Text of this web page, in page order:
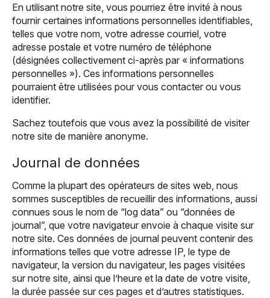
En utilisant notre site, vous pourriez être invité à nous
fournir certaines informations personnelles identifiables,
telles que votre nom, votre adresse courriel, votre
adresse postale et votre numéro de téléphone
(désignées collectivement ci-après par « informations
personnelles »). Ces informations personnelles
pourraient être utilisées pour vous contacter ou vous
identifier.
Sachez toutefois que vous avez la possibilité de visiter
notre site de manière anonyme.
Journal de données
Comme la plupart des opérateurs de sites web, nous
sommes susceptibles de recueillir des informations, aussi
connues sous le nom de “log data” ou “données de
journal”, que votre navigateur envoie à chaque visite sur
notre site. Ces données de journal peuvent contenir des
informations telles que votre adresse IP, le type de
navigateur, la version du navigateur, les pages visitées
sur notre site, ainsi que l’heure et la date de votre visite,
la durée passée sur ces pages et d’autres statistiques.